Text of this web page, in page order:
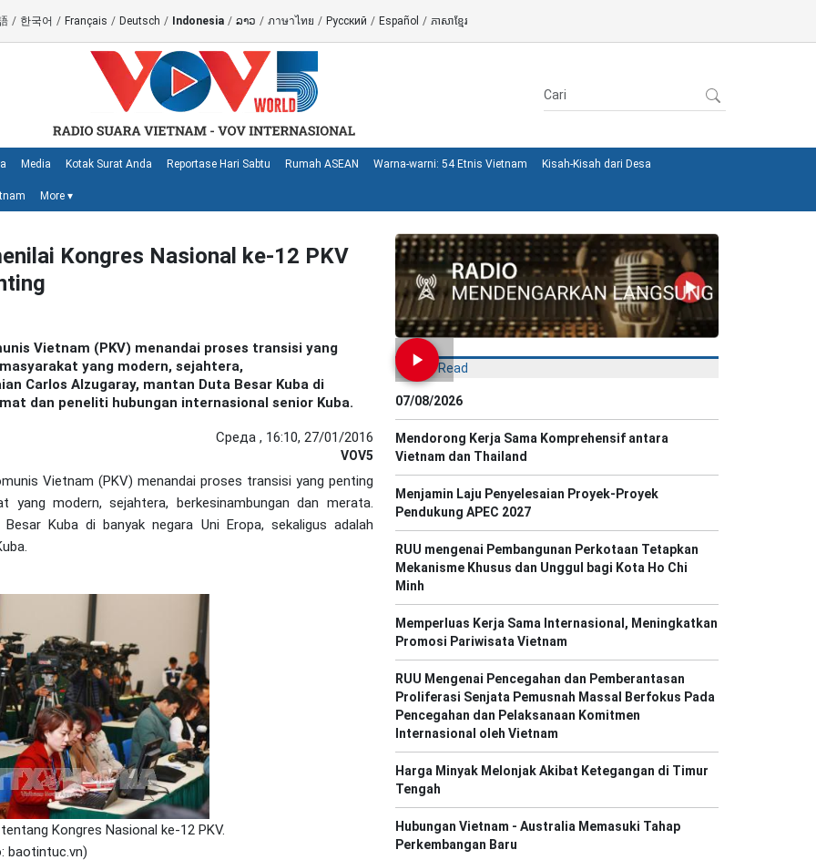
/ 한국어 / Français / Deutsch / Indonesia / ລາວ / ภาษาไทย / Русский / Español / ភាសាខ្មែរ
Media Kotak Surat Anda Reportase Hari Sabtu Rumah ASEAN Warna-warni: 54 Etnis Vietnam Kisah-Kisah dari Desa
More ▾
Kongres Nasional ke-12 PKV
Vietnam (PKV) menandai proses transisi yang
yang modern, sejahtera,
Carlos Alzugaray, mantan Duta Besar Kuba di
dan peneliti hubungan internasional senior Kuba.
Среда , 16:10, 27/01/2016
VOV5
Vietnam (PKV) menandai proses transisi yang penting
modern, sejahtera, berkesinambungan dan merata.
Kuba di banyak negara Uni Eropa, sekaligus adalah
Kongres Nasional ke-12 PKV.
baotintuc.vn)
Most Read
07/08/2026
Mendorong Kerja Sama Komprehensif antara
Vietnam dan Thailand
Menjamin Laju Penyelesaian Proyek-Proyek
Pendukung APEC 2027
RUU mengenai Pembangunan Perkotaan Tetapkan
Mekanisme Khusus dan Unggul bagi Kota Ho Chi
Minh
Memperluas Kerja Sama Internasional, Meningkatkan
Promosi Pariwisata Vietnam
RUU Mengenai Pencegahan dan Pemberantasan
Proliferasi Senjata Pemusnah Massal Berfokus Pada
Pencegahan dan Pelaksanaan Komitmen
Internasional oleh Vietnam
Harga Minyak Melonjak Akibat Ketegangan di Timur
Tengah
Hubungan Vietnam - Australia Memasuki Tahap
Perkembangan Baru